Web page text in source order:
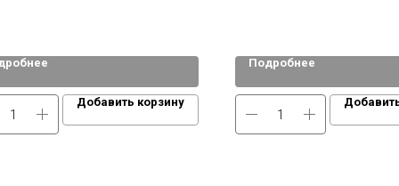
Добавить корзину
Подробнее